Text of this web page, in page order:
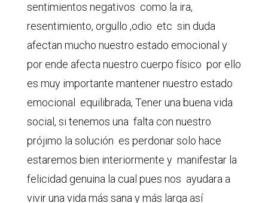
sentimientos negativos como la ira,
resentimiento, orgullo ,odio etc sin duda
afectan mucho nuestro estado emocional y
por ende afecta nuestro cuerpo físico por ello
es muy importante mantener nuestro estado
emocional equilibrada, Tener una buena vida
social, si tenemos una falta con nuestro
prójimo la solución es perdonar solo hace
estaremos bien interiormente y manifestar la
felicidad genuina la cual pues nos ayudara a
vivir una vida más sana y más larga así